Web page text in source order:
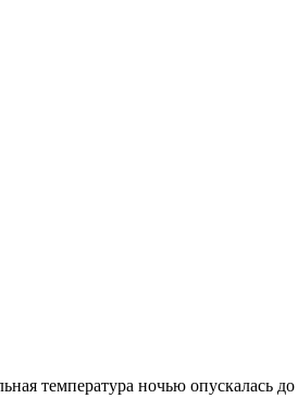
температура ночью опускалась до